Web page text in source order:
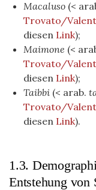
Macaluso (<
Trovato/
diesen Link);
Maimone (<
Trovato/
diesen Link);
Taibbi (< arab.
Trovato/
diesen Link).
1.3.
Entstehung von